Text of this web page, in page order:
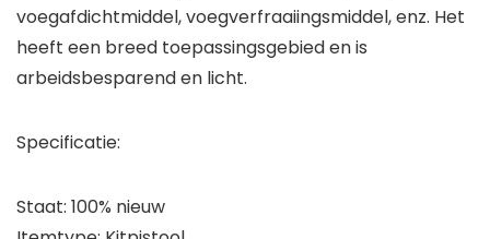
voegafdichtmiddel, voegverfraaiingsmiddel, enz. Het
heeft een breed toepassingsgebied en is
arbeidsbesparend en licht.
Specificatie:
Staat: 100% nieuw